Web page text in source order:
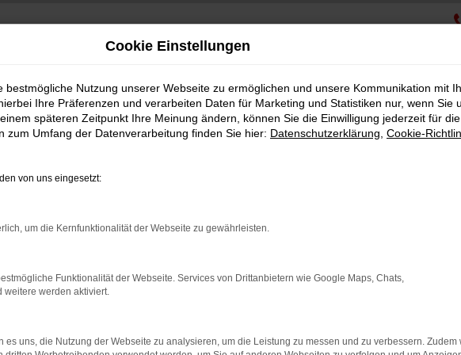
bestimmter Seiten verhindern. Funktioniert die Seite in einem anderen
beheben.
auf dem neuesten Stand sind.
Cookie Einstellungen
bestmögliche Nutzung unserer Webseite zu ermöglichen und unsere Kommunikation mit
Ihre Präferenzen und verarbeiten Daten für Marketing und Statistiken nur, wenn Sie
späteren Zeitpunkt Ihre Meinung ändern, können Sie die Einwilligung jederzeit für
zum Umfang der Datenverarbeitung finden Sie hier: Datenschutzerklärung Cookie-
von uns eingesetzt:
um die Kernfunktionalität der Webseite zu gewährleisten.
Funktionalität der Webseite. Services von Drittanbietern wie Google Maps, Chats,
weitere werden aktiviert.
es uns, die Nutzung der Webseite zu analysieren, um die Leistung zu messen und zu verbessern. Zudem